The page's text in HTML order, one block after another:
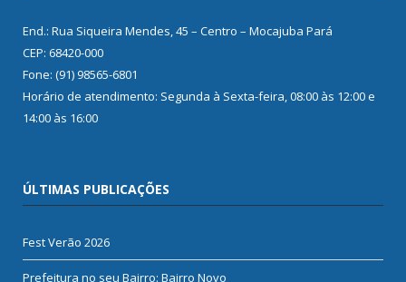
End.: Rua Siqueira Mendes, 45 – Centro – Mocajuba Pará
CEP: 68420-000
Fone: (91) 98565-6801
Horário de atendimento: Segunda à Sexta-feira, 08:00 às 12:00 e
14:00 às 16:00
ÚLTIMAS PUBLICAÇÕES
Fest Verão 2026
Prefeitura no seu Bairro: Bairro Novo